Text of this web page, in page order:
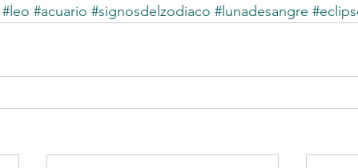
#leo #acuario #signosdelzodiaco #lunadesangre